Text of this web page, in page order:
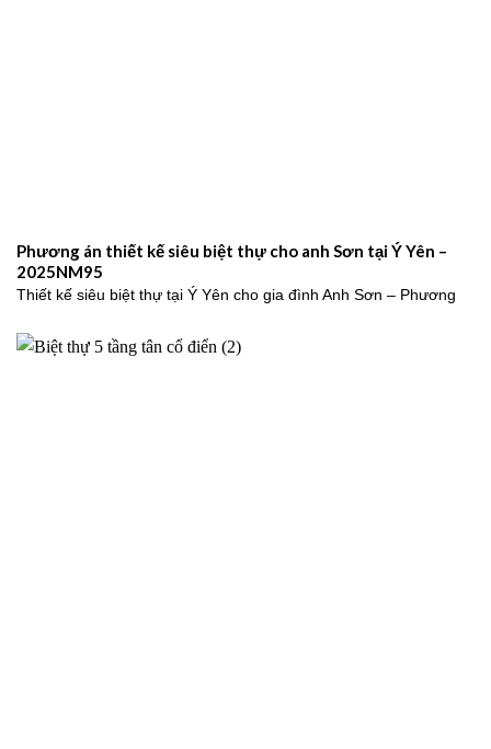
Phương án thiết kế siêu biệt thự cho anh Sơn tại Ý Yên –
2025NM95
Thiết kế siêu biệt thự tại Ý Yên cho gia đình Anh Sơn – Phương